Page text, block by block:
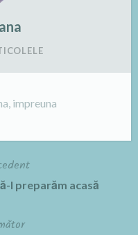
impreuna
l preparăm acasă